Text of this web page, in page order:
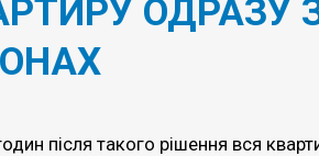
ОДРАЗУ
після такого рішення вся